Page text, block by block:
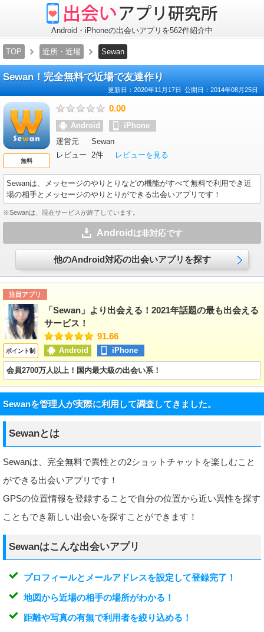
出
い
ア
プ
Android・iPhoneの出会いアプリを562件紹介中
TOP 近所・近場 Sewan
Sewan！完全無料で近場で友達作り
更新日： 2020年11月17日 公開日： 2014年08月25日
無料
0.00
Android
iPhone
運営元
Sewan
レビュー 2件 レビューを見る
Sewanは、メッセージのやりとりなどの機能がすべて無料で利用でき近
場の相手とメッセージのやりとりができる出会いアプリです！
※Sewanは、現在サービスが終了しています。
Android は非対応です
他のAndroid対応の出会いアプリを探す
注目アプリ
ポイント制
「Sewan」より出会える！2021年話題の最も出会える
サービス！
91.66
Android iPhone
会員2700万人以上！国内最大級の出会い系！
Sewanを管理人が実際に利用して調査してきました。
Sewanとは
Sewanは、完全無料で異性との2ショットチャットを楽しむこと
ができる出会いアプリです！
GPSの位置情報を登録することで自分の位置から近い異性を探す
こともでき新しい出会いを探すことができます！
Sewanはこんな出会いアプリ
プロフィールとメールアドレスを設定して登録完了！
地図から近場の相手の場所がわかる！
距離や写真の有無で利用者を絞り込める！